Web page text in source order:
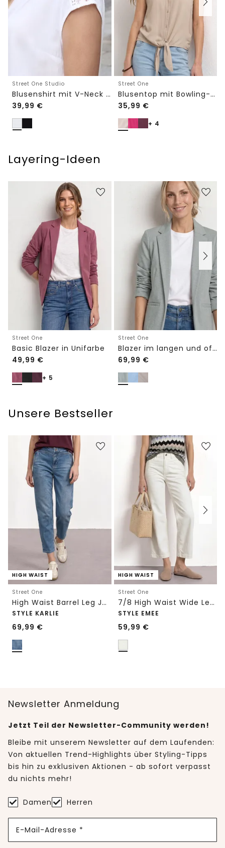
Street One Studio
Blusenshirt mit V-Neck und Spitze
39,99 €
Street One
Blusentop mit Bowling-Kragen und Knoten
35,99 €
+ 4
Layering-Ideen
Street One
Basic Blazer in Unifarbe
49,99 €
+ 5
Street One
Blazer im langen und offenen Schnitt
69,99 €
Unsere Bestseller
HIGH WAIST
Street One
High Waist Barrel Leg Jeans im Loose Fit
STYLE KARLIE
69,99 €
HIGH WAIST
Street One
7/8 High Waist Wide Leg Jeans im Loose Fit
STYLE EMEE
59,99 €
Newsletter Anmeldung
Jetzt Teil der Newsletter-Community werden!
Bleibe mit unserem Newsletter auf dem Laufenden:
Von aktuellen Trend-Highlights über Styling-Tipps
bis hin zu exklusiven Aktionen - ab sofort verpasst
du nichts mehr!
Damen Herren
E-Mail-Adresse *